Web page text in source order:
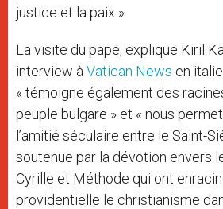
justice et la paix ».
La visite du pape, explique Kiril
interview à Vatican News en
« témoigne également des
peuple bulgare » et « nous
l’amitié séculaire entre le Saint-
soutenue par la dévotion envers
Cyrille et Méthode qui ont
providentielle le christianisme